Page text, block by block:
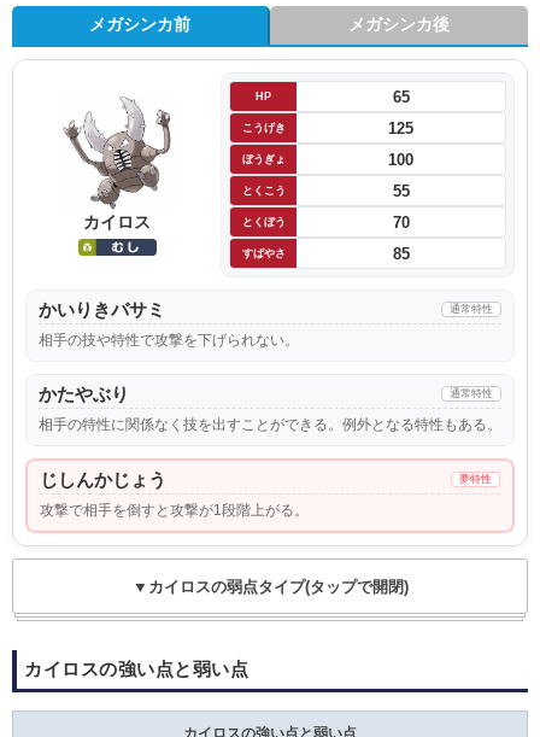
メガシンカ前 メガシンカ後
カイロス
HP 65
こうげき 125
ぼうぎょ 100
とくこう 55
とくぼう 70
すばやさ 85
かいりきバサミ 通常特性
相手の技や特性で攻撃を下げられない。
かたやぶり 通常特性
相手の特性に関係なく技を出すことができる。例外となる特性もある。
じしんかじょう 夢特性
攻撃で相手を倒すと攻撃が1段階上がる。
▼カイロスの弱点タイプ(タップで開閉)
カイロスの強い点と弱い点
カイロスの強い点と弱い点